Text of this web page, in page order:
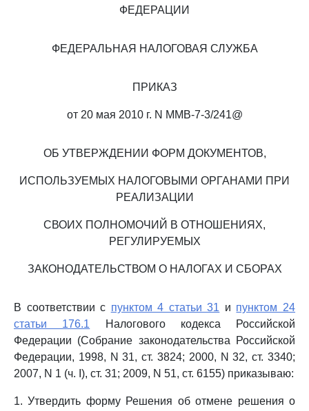
ФЕДЕРАЦИИ
ФЕДЕРАЛЬНАЯ НАЛОГОВАЯ СЛУЖБА
ПРИКАЗ
от 20 мая 2010 г. N ММВ-7-3/241@
ОБ УТВЕРЖДЕНИИ ФОРМ ДОКУМЕНТОВ,
ИСПОЛЬЗУЕМЫХ НАЛОГОВЫМИ ОРГАНАМИ ПРИ
РЕАЛИЗАЦИИ
СВОИХ ПОЛНОМОЧИЙ В ОТНОШЕНИЯХ,
РЕГУЛИРУЕМЫХ
ЗАКОНОДАТЕЛЬСТВОМ О НАЛОГАХ И СБОРАХ
В соответствии с пунктом 4 статьи 31 и пунктом 24
статьи 176.1 Налогового кодекса Российской
Федерации (Собрание законодательства Российской
Федерации, 1998, N 31, ст. 3824; 2000, N 32, ст. 3340;
2007, N 1 (ч. I), ст. 31; 2009, N 51, ст. 6155) приказываю:
1. Утвердить форму Решения об отмене решения о